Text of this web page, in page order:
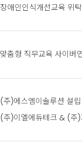
장애인인식개선교육 위
맞춤형 직무교육 사이버
(주)에스엠이솔루션 설립
(주)이엘에듀테크 & (주